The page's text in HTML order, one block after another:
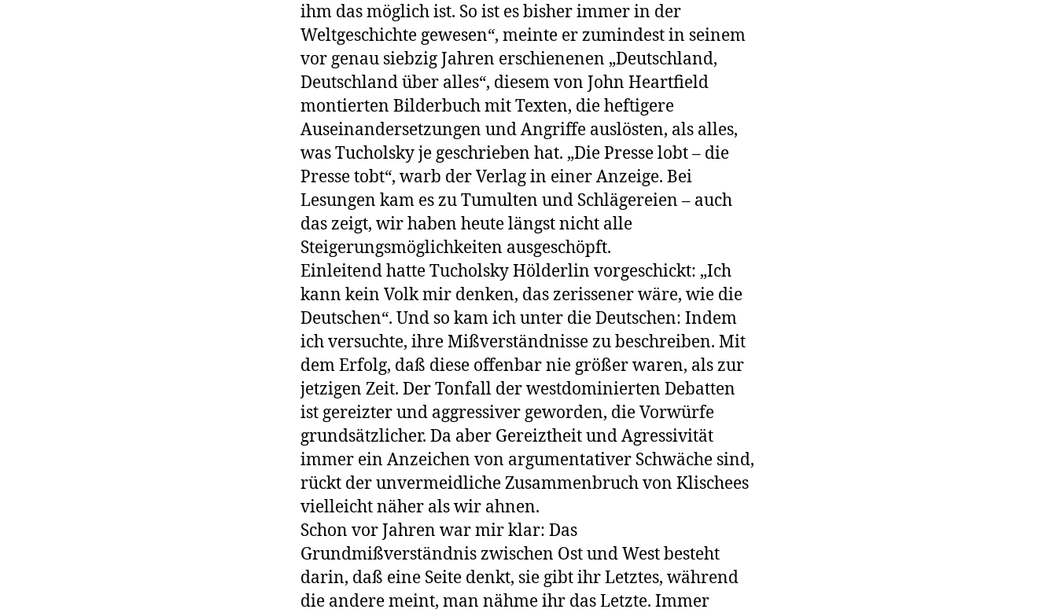
ihm das möglich ist. So ist es bisher immer in der
Weltgeschichte gewesen“, meinte er zumindest in seinem
vor genau siebzig Jahren erschienenen „Deutschland,
Deutschland über alles“, diesem von John Heartfield
montierten Bilderbuch mit Texten, die heftigere
Auseinandersetzungen und Angriffe auslösten, als alles,
was Tucholsky je geschrieben hat. „Die Presse lobt – die
Presse tobt“, warb der Verlag in einer Anzeige. Bei
Lesungen kam es zu Tumulten und Schlägereien – auch
das zeigt, wir haben heute längst nicht alle
Steigerungsmöglichkeiten ausgeschöpft.
Einleitend hatte Tucholsky Hölderlin vorgeschickt: „Ich
kann kein Volk mir denken, das zerissener wäre, wie die
Deutschen“. Und so kam ich unter die Deutschen: Indem
ich versuchte, ihre Mißverständnisse zu beschreiben. Mit
dem Erfolg, daß diese offenbar nie größer waren, als zur
jetzigen Zeit. Der Tonfall der westdominierten Debatten
ist gereizter und aggressiver geworden, die Vorwürfe
grundsätzlicher. Da aber Gereiztheit und Agressivität
immer ein Anzeichen von argumentativer Schwäche sind,
rückt der unvermeidliche Zusammenbruch von Klischees
vielleicht näher als wir ahnen.
Schon vor Jahren war mir klar: Das
Grundmißverständnis zwischen Ost und West besteht
darin, daß eine Seite denkt, sie gibt ihr Letztes, während
die andere meint, man nähme ihr das Letzte. Immer